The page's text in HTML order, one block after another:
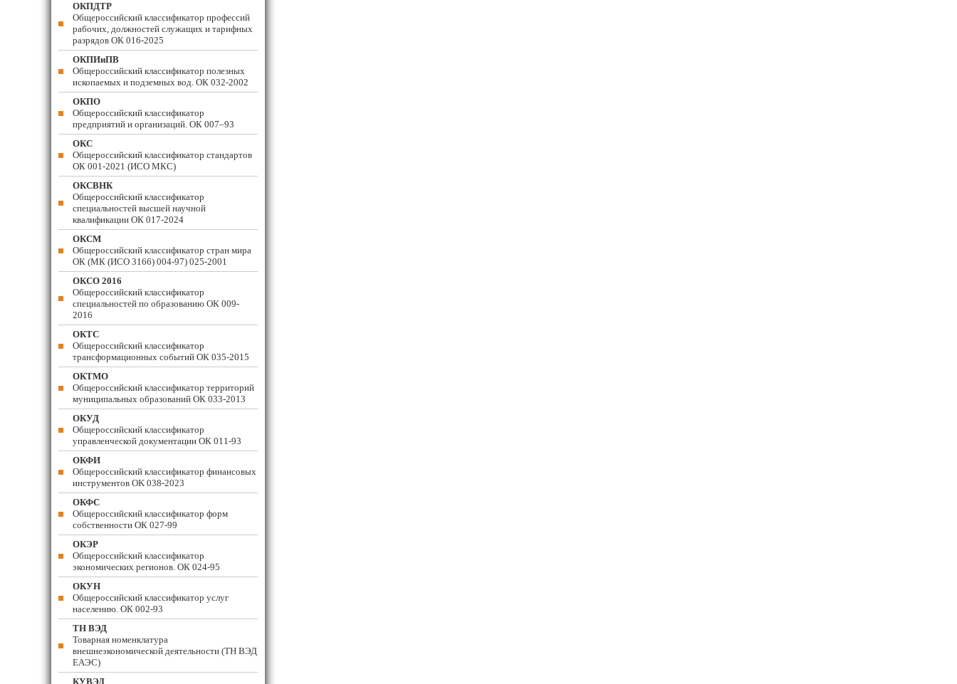
ОКПДТР
Общероссийский классификатор профессий
рабочих, должностей служащих и тарифных
разрядов ОК 016-2025
ОКПИиПВ
Общероссийский классификатор полезных
ископаемых и подземных вод. ОК 032-2002
ОКПО
Общероссийский классификатор
предприятий и организаций. ОК 007–93
ОКС
Общероссийский классификатор стандартов
ОК 001-2021 (ИСО МКС)
ОКСВНК
Общероссийский классификатор
специальностей высшей научной
квалификации ОК 017-2024
ОКСМ
Общероссийский классификатор стран мира
ОК (МК (ИСО 3166) 004-97) 025-2001
ОКСО 2016
Общероссийский классификатор
специальностей по образованию ОК 009-
2016
ОКТС
Общероссийский классификатор
трансформационных событий ОК 035-2015
ОКТМО
Общероссийский классификатор территорий
муниципальных образований ОК 033-2013
ОКУД
Общероссийский классификатор
управленческой документации ОК 011-93
ОКФИ
Общероссийский классификатор финансовых
инструментов OK 038-2023
ОКФС
Общероссийский классификатор форм
собственности ОК 027-99
ОКЭР
Общероссийский классификатор
экономических регионов. ОК 024-95
ОКУН
Общероссийский классификатор услуг
населению. ОК 002-93
ТН ВЭД
Товарная номенклатура
внешнеэкономической деятельности (ТН ВЭД
ЕАЭС)
КУВЭД